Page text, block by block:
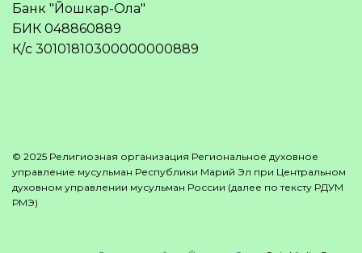
Банк "Йошкар-Ола"
БИК 048860889
К/с 30101810300000000889
© 2025 Религиозная организация Региональное духовное
управление мусульман Республики Марий Эл при Центральном
духовном управлении мусульман России (далее по тексту РДУМ
РМЭ)